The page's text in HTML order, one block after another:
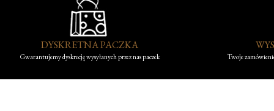
DYSKRETNA PACZKA
Gwarantujemy dyskrecję wysyłanych przez nas paczek
Twoje